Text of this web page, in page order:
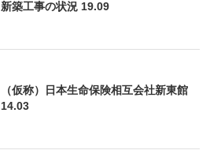
新築工事の状況 19.09
（仮称）日本生命保険相互会社新東館
14.03